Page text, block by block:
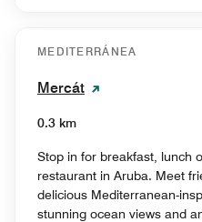
MEDITERRÁNEA
Mercát
0.3 km
Stop in for breakfast, lunch
restaurant in Aruba. Meet
delicious Mediterranean-
stunning ocean views and